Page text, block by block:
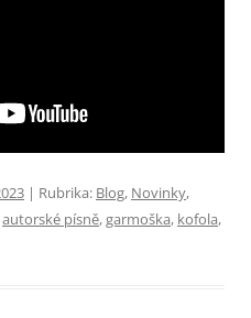
| Rubrika: Blog, Novinky,
autorské písně,garmoška, kofola,